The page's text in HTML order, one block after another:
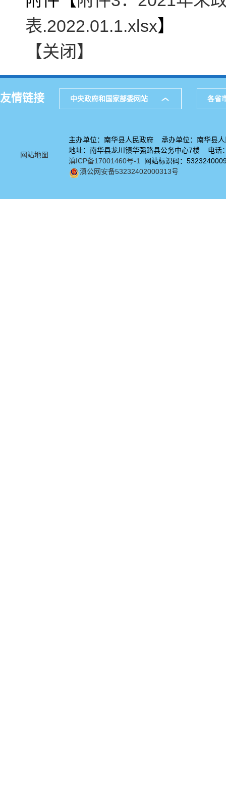
表.2022.01.1.xlsx】
【关闭】
友情链接 中央政府和国家部委网站 各省
网站地图
主办单位：南华县人民政府 承办单位：南华县人
地址：南华县龙川镇华强路县公务中心7楼 电
滇ICP备17001460号-1
网站标识码：
滇公网安备53232402000313号